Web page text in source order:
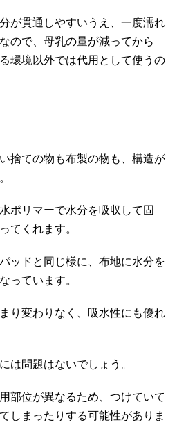
が貫通しやすいうえ、一度濡れ
ので、母乳の量が減ってから
環境以外では代用として使うの
捨ての物も布製の物も、構造が
ポリマーで水分を吸収して固
てくれます。
ッドと同じ様に、布地に水分を
っています。
り変わりなく、吸水性にも優れ
は問題はないでしょう。
部位が異なるため、つけていて
しまったりする可能性がありま